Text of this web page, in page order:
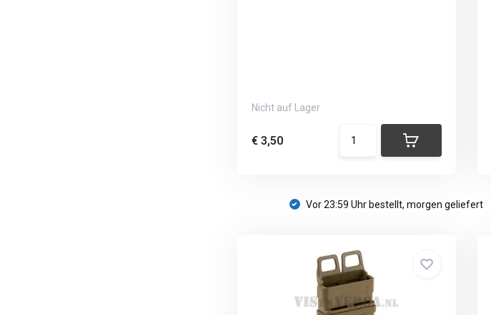
Nicht auf Lager
€ 3,50
Vor 23:59 Uhr bestellt, morgen geliefert